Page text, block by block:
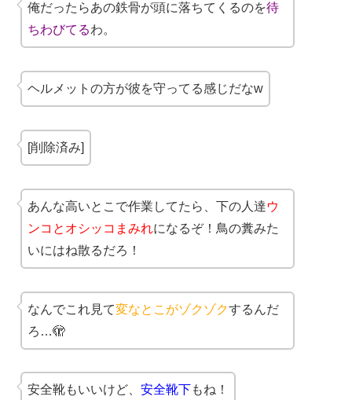
俺だったらあの鉄骨が頭に落ちてくるのを待
ちわびてるわ。
ヘルメットの方が彼を守ってる感じだなw
[削除済み]
あんな高いとこで作業してたら、下の人達ウ
ンコとオシッコまみれになるぞ！鳥の糞みた
いにはね散るだろ！
なんでこれ見て変なとこがゾクゾクするんだ
ろ…🫣
安全靴もいいけど、 安全靴下もね！